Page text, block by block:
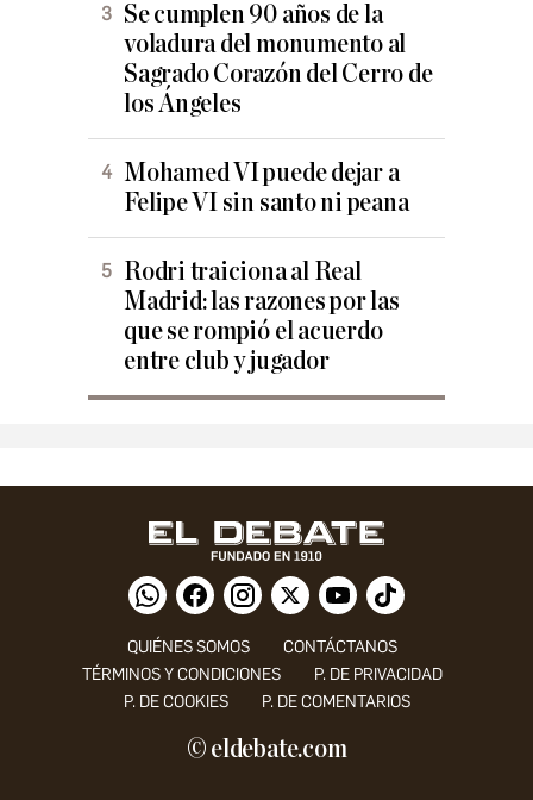
Se cumplen 90 años de la
voladura del monumento al
Sagrado Corazón del Cerro de
los Ángeles
Mohamed VI puede dejar a
Felipe VI sin santo ni peana
Rodri traiciona al Real
Madrid: las razones por las
que se rompió el acuerdo
entre club y jugador
QUIÉNES SOMOS
CONTÁCTANOS
TÉRMINOS Y CONDICIONES
P. DE PRIVACIDAD
P. DE COOKIES
P. DE COMENTARIOS
© eldebate.com